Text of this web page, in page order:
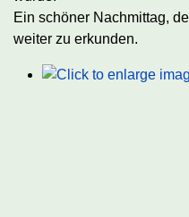
Ein schöner Nachmittag,
weiter zu erkunden.